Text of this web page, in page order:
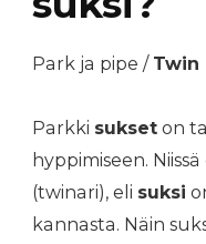
Park ja pipe / Twin
Parkki sukset on
hyppimiseen. Niissä
(twinari), eli suksi
kannasta. Näin